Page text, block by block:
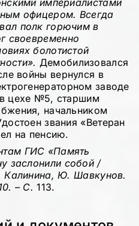
империалистами
офицером. Всегда
полк горючим в
своевременно
болотистой
Демобилизовался
войны вернулся в
заводе
цехе №5, старшим
начальником
звания «Ветеран
на пенсию.
ГИС «Память
заслонили собой /
Калинина, Ю. Шавкунов.
– С.113.